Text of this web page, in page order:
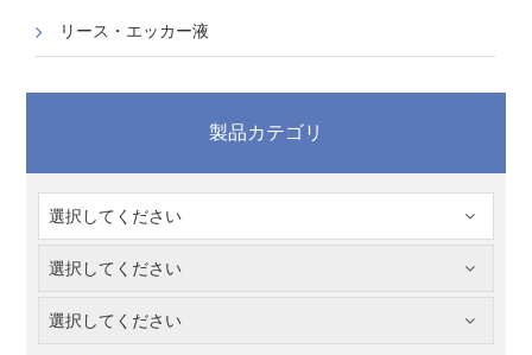
リース・エッカー液
製品カテゴリ